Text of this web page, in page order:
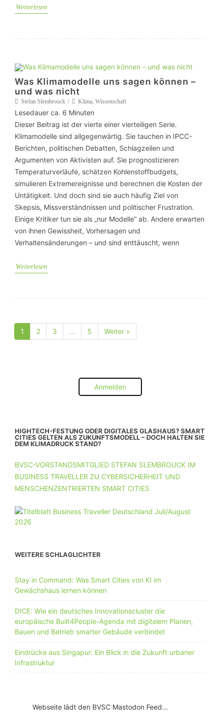
Weiterlesen
Was Klimamodelle uns sagen können –
und was nicht
Stefan Slembrouck Klima, Wissenschaft
Lesedauer ca. 6 Minuten
Dieser Beitrag ist der vierte einer vierteiligen Serie.
Klimamodelle sind allgegenwärtig. Sie tauchen in IPCC-
Berichten, politischen Debatten, Schlagzeilen und
Argumenten von Aktivisten auf. Sie prognostizieren
Temperaturverläufe, schätzen Kohlenstoffbudgets,
simulieren Extremereignisse und berechnen die Kosten der
Untätigkeit. Und doch sind sie auch häufig Ziel von
Skepsis, Missverständnissen und politischer Frustration.
Einige Kritiker tun sie als „nur Modelle” ab. Andere erwarten
von ihnen Gewissheit, Vorhersagen und
Verhaltensänderungen – und sind enttäuscht, wenn
Weiterlesen
Seite
1 Seite
2 Seite
3 … Seite
5 Weiter »
Anmelden
HIGHTECH-FESTUNG ODER DIGITALES GLASHAUS? SMART
CITIES GELTEN ALS ZUKUNFTSMODELL – DOCH HALTEN SIE
DEM KLIMADRUCK STAND?
BVSC-VORSTANDSMITGLIED STEFAN SLEMBROUCK IM
BUSINESS TRAVELLER ZU CYBERSICHERHEIT UND
MENSCHENZENTRIERTEN SMART CITIES
WEITERE SCHLAGLICHTER
Stay in Command: Was Smart Cities von KI im
Gewächshaus lernen können
DICE: Wie ein deutsches Innovationscluster die
europäische Built4People-Agenda mit digitalem Planen,
Bauen und Betrieb smarter Gebäude verbindet
Eindrücke aus Singapur: Ein Blick in die Zukunft urbaner
Infrastruktur
Webseite lädt den BVSC Mastodon Feed...